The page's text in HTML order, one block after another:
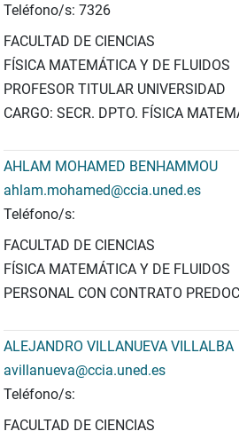
Teléfono/s: 7326
FACULTAD DE CIENCIAS
FÍSICA MATEMÁTICA Y DE FLUIDOS
PROFESOR TITULAR UNIVERSIDAD
CARGO: SECR. DPTO. FÍSICA
AHLAM MOHAMED BENHAMMOU
ahlam.mohamed@ccia.uned.es
Teléfono/s:
FACULTAD DE CIENCIAS
FÍSICA MATEMÁTICA Y DE FLUIDOS
PERSONAL CON CONTRATO
ALEJANDRO VILLANUEVA VILLALBA
avillanueva@ccia.uned.es
Teléfono/s:
FACULTAD DE CIENCIAS